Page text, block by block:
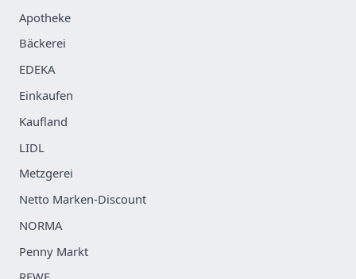
Apotheke
Bäckerei
EDEKA
Einkaufen
Kaufland
LIDL
Metzgerei
Netto Marken-Discount
NORMA
Penny Markt